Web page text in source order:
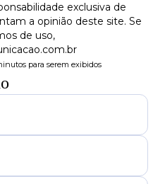
exclusiva de
a opinião deste site. Se
de uso,
para serem exibidos